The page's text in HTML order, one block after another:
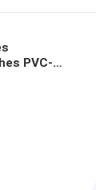
PVC-